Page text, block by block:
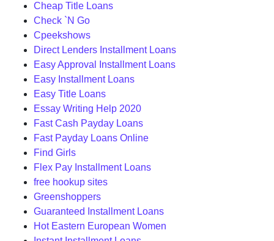
Cheap Title Loans
Check `N Go
Cpeekshows
Direct Lenders Installment Loans
Easy Approval Installment Loans
Easy Installment Loans
Easy Title Loans
Essay Writing Help 2020
Fast Cash Payday Loans
Fast Payday Loans Online
Find Girls
Flex Pay Installment Loans
free hookup sites
Greenshoppers
Guaranteed Installment Loans
Hot Eastern European Women